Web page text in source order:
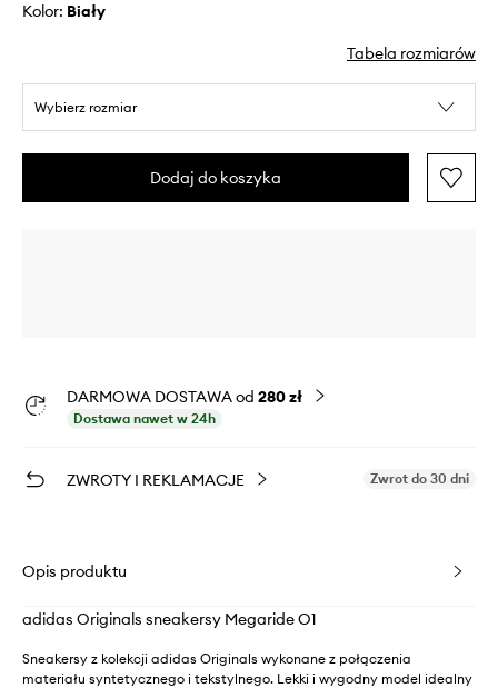
Kolor: biały
Tabela rozmiarów
Wybierz rozmiar
Dodaj do koszyka
DARMOWA DOSTAWA od 280 zł
Dostawa nawet w 24h
ZWROTY I REKLAMACJE Zwrot do 30 dni
Opis produktu
adidas Originals sneakersy Megaride O1
Sneakersy z kolekcji adidas Originals wykonane z połączenia
materiału syntetycznego i tekstylnego. Lekki i wygodny model idealny